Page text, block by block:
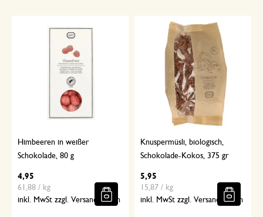
Himbeeren in weißer
Schokolade, 80 g
4,95
61,88 / kg
inkl. MwSt zzgl. Versandkosten
Knuspermüsli, biologisch,
Schokolade-Kokos, 375 gr
5,95
15,87 / kg
inkl. MwSt zzgl. Versandkosten